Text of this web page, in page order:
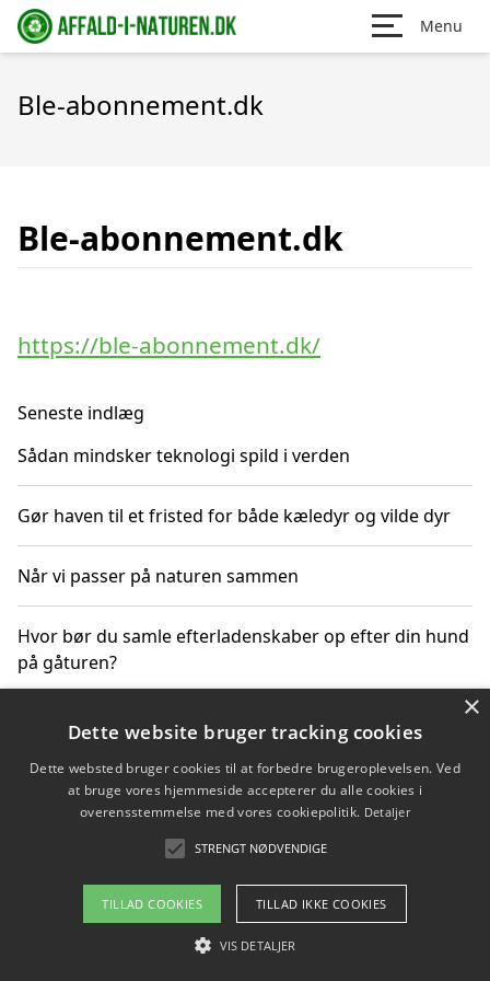
Menu
Ble-abonnement.dk
Ble-abonnement.dk
https://ble-abonnement.dk/
Seneste indlæg
Sådan mindsker teknologi spild i verden
Gør haven til et fristed for både kæledyr og vilde dyr
Når vi passer på naturen sammen
Hvor bør du samle efterladenskaber op efter din hund
på gåturen?
Sådan rydder du effektivt op efter et stort event
Copyright 2026 - Pilanto Aps
Om / kontakt
Blog Betingelser
×
Dette website bruger tracking cookies
Dette websted bruger cookies til at forbedre brugeroplevelsen. Ved
at bruge vores hjemmeside accepterer du alle cookies i
overensstemmelse med vores cookiepolitik. Detaljer
STRENGT NØDVENDIGE
TILLAD COOKIES TILLAD IKKE COOKIES
VIS DETALJER